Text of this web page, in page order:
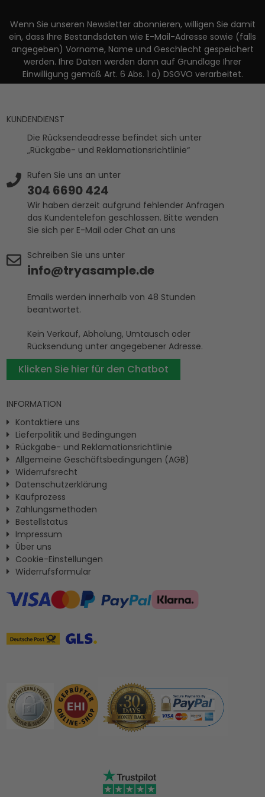
Wenn Sie unseren Newsletter abonnieren, willigen Sie damit
ein, dass Ihre Bestandsdaten wie E-Mail-Adresse sowie (falls
angegeben) Vorname, Name und Geschlecht gespeichert
werden. Ihre Daten werden dann auf Grundlage Ihrer
Einwilligung gemäß Art. 6 Abs. 1 a) DSGVO verarbeitet.
KUNDENDIENST
Die Rücksendeadresse befindet sich unter
„Rückgabe- und Reklamationsrichtlinie“
Rufen Sie uns an unter
304 6690 424
Wir haben derzeit aufgrund fehlender Anfragen
das Kundentelefon geschlossen. Bitte wenden
Sie sich per E-Mail oder Chat an uns
Schreiben Sie uns unter
info@tryasample.de
Emails werden innerhalb von 48 Stunden
beantwortet.
Kein Verkauf, Abholung, Umtausch oder
Rücksendung unter angegebener Adresse.
Klicken Sie hier für den Chatbot
INFORMATION
Kontaktiere uns
Lieferpolitik und Bedingungen
Rückgabe- und Reklamationsrichtlinie
Allgemeine Geschäftsbedingungen (AGB)
Widerrufsrecht
Datenschutzerklärung
Kaufprozess
Zahlungsmethoden
Bestellstatus
Impressum
Ûber uns
Cookie-Einstellungen
Widerrufsformular